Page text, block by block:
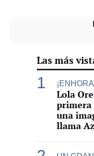
Las más
Lola
primera
una
llama